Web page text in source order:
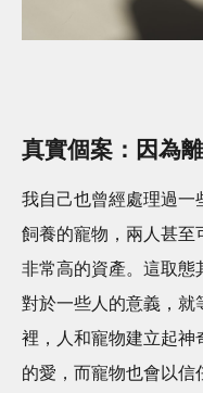
真實個案：因為
我自己也曾經處理過一
飼養的寵物，兩人甚至
非常高的資產。這取態
對於一些人的意義，就
裡，人和寵物建立起神
的愛，而寵物也會以信